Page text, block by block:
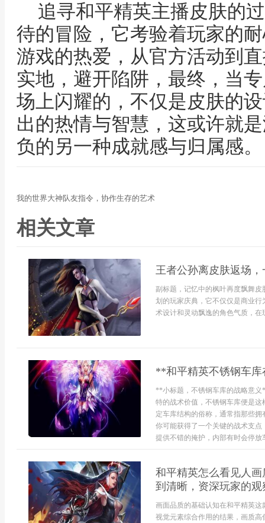
追寻和平精英主播皮肤的
待的冒险，它考验着玩家的
游戏的热爱，从官方活动到
实地，避开陷阱，最终，当
场上闪耀的，不仅是皮肤的
出的热情与智慧，这或许就
负的另一种成就感与归属感。
我的世界大神队友指令，协作生存的艺术
相关文章
王者公孙离皮肤返场
副标题，记忆中的枫叶再度飘舞
划的玩家庆典，它不仅仅是商业
术设计和灵动飘逸的角色气质，
**和平精英不锈钢车
**小标题，不锈钢车库的战略意
特的战术价值，不锈钢车库便是
定车库结构的俗称，通常指那些
你可能获得了一个关键的战术支
提供不错的掩护，内部有时会停放
和平精英怎么看见人
到清晰，资深玩家的观
画面品质的基础认知在和平精英
视觉元素综合作用的结果，画质